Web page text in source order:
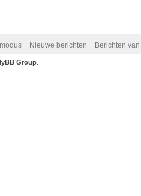
Nieuwe berichten Berichten
Group